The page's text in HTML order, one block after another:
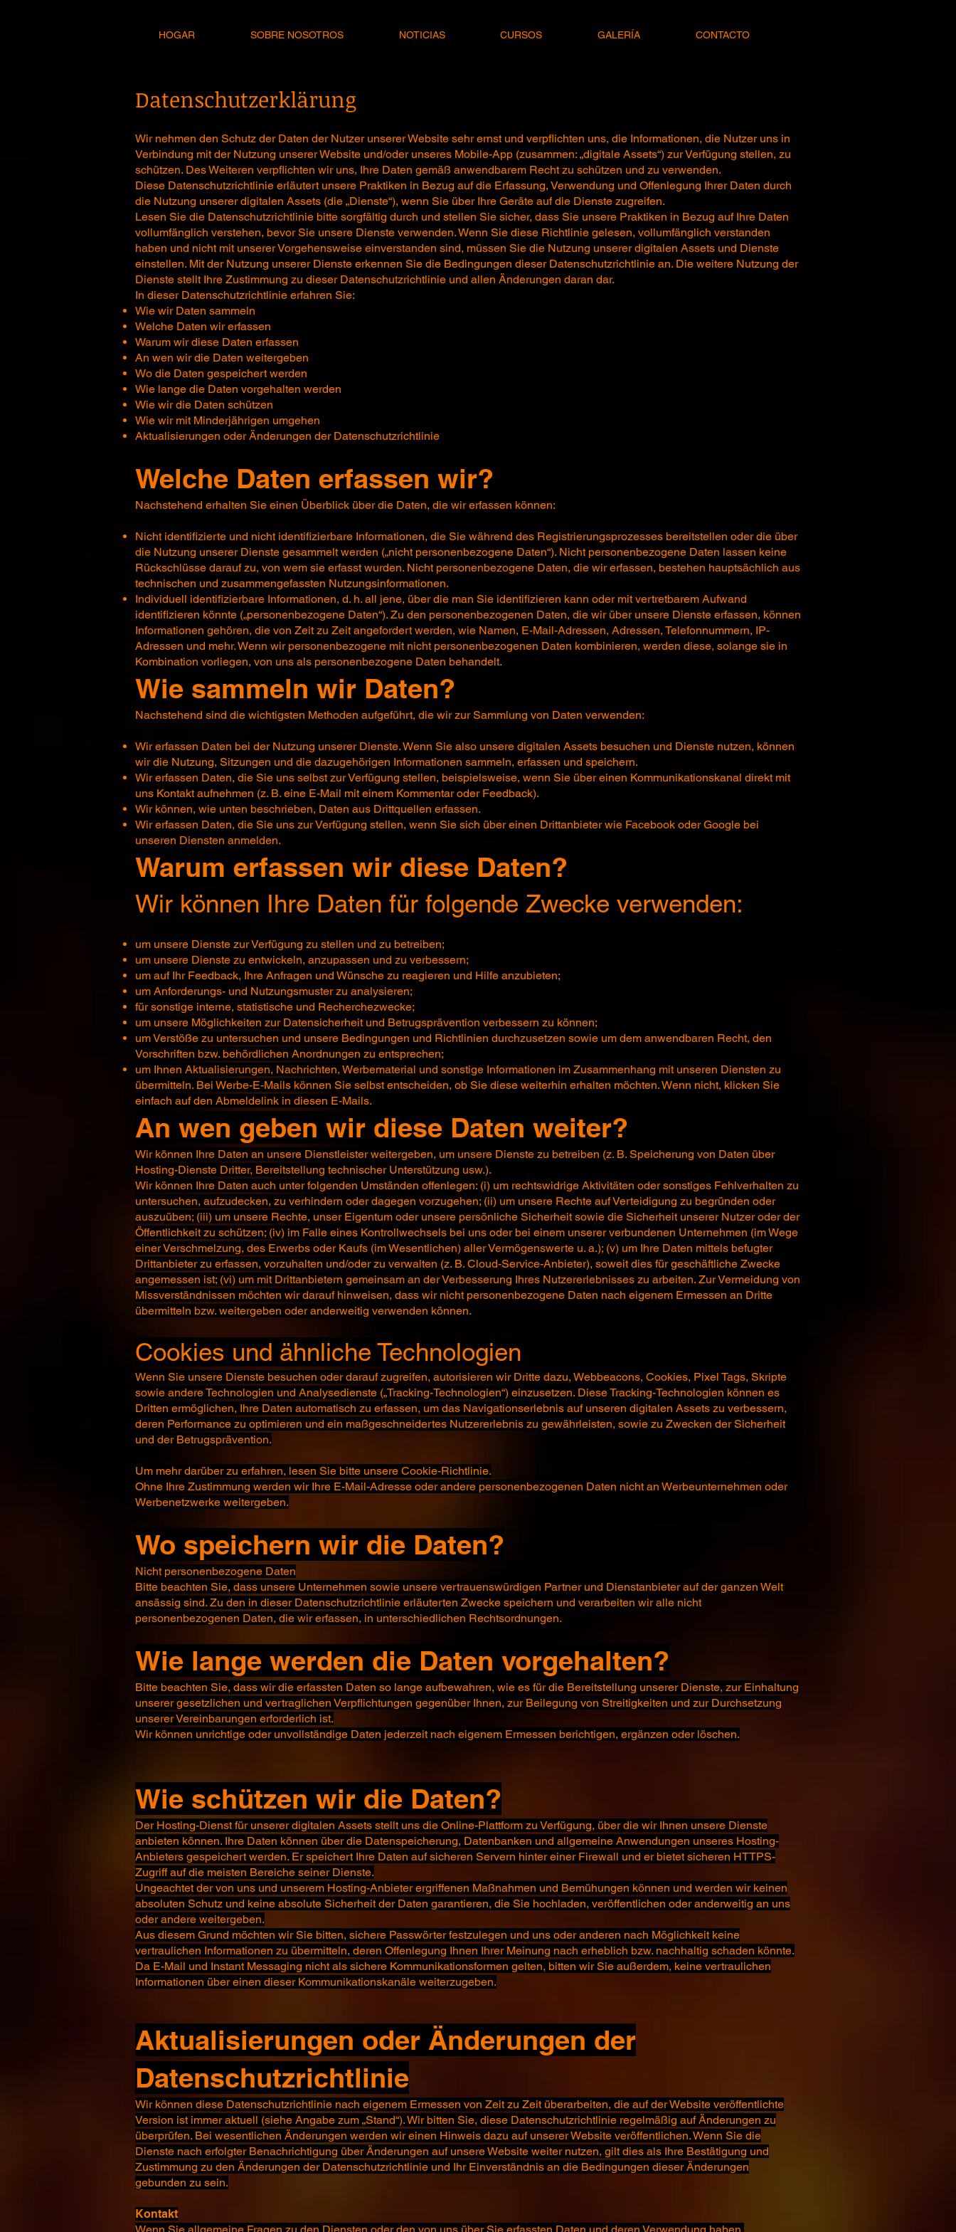
HOGAR SOBRE NOSOTROS NOTICIAS CURSOS GALERÍA CONTACTO
Datenschutzerklärung
Wir nehmen den Schutz der Daten der Nutzer unserer Website sehr ernst und verpflichten uns, die Informationen, die Nutzer uns in
Verbindung mit der Nutzung unserer Website und/oder unseres Mobile-App (zusammen: „digitale Assets“) zur Verfügung stellen, zu
schützen. Des Weiteren verpflichten wir uns, Ihre Daten gemäß anwendbarem Recht zu schützen und zu verwenden.
Diese Datenschutzrichtlinie erläutert unsere Praktiken in Bezug auf die Erfassung, Verwendung und Offenlegung Ihrer Daten durch
die Nutzung unserer digitalen Assets (die „Dienste“), wenn Sie über Ihre Geräte auf die Dienste zugreifen.
Lesen Sie die Datenschutzrichtlinie bitte sorgfältig durch und stellen Sie sicher, dass Sie unsere Praktiken in Bezug auf Ihre Daten
vollumfänglich verstehen, bevor Sie unsere Dienste verwenden. Wenn Sie diese Richtlinie gelesen, vollumfänglich verstanden
haben und nicht mit unserer Vorgehensweise einverstanden sind, müssen Sie die Nutzung unserer digitalen Assets und Dienste
einstellen. Mit der Nutzung unserer Dienste erkennen Sie die Bedingungen dieser Datenschutzrichtlinie an. Die weitere Nutzung der
Dienste stellt Ihre Zustimmung zu dieser Datenschutzrichtlinie und allen Änderungen daran dar.
In dieser Datenschutzrichtlinie erfahren Sie:
Wie wir Daten sammeln
Welche Daten wir erfassen
Warum wir diese Daten erfassen
An wen wir die Daten weitergeben
Wo die Daten gespeichert werden
Wie lange die Daten vorgehalten werden
Wie wir die Daten schützen
Wie wir mit Minderjährigen umgehen
Aktualisierungen oder Änderungen der Datenschutzrichtlinie
Welche Daten erfassen wir?
Nachstehend erhalten Sie einen Überblick über die Daten, die wir erfassen können:
Nicht identifizierte und nicht identifizierbare Informationen, die Sie während des Registrierungsprozesses bereitstellen oder die über
die Nutzung unserer Dienste gesammelt werden („nicht personenbezogene Daten“). Nicht personenbezogene Daten lassen keine
Rückschlüsse darauf zu, von wem sie erfasst wurden. Nicht personenbezogene Daten, die wir erfassen, bestehen hauptsächlich aus
technischen und zusammengefassten Nutzungsinformationen.
Individuell identifizierbare Informationen, d. h. all jene, über die man Sie identifizieren kann oder mit vertretbarem Aufwand
identifizieren könnte („personenbezogene Daten“). Zu den personenbezogenen Daten, die wir über unsere Dienste erfassen, können
Informationen gehören, die von Zeit zu Zeit angefordert werden, wie Namen, E-Mail-Adressen, Adressen, Telefonnummern, IP-
Adressen und mehr. Wenn wir personenbezogene mit nicht personenbezogenen Daten kombinieren, werden diese, solange sie in
Kombination vorliegen, von uns als personenbezogene Daten behandelt.
Wie sammeln wir Daten?
Nachstehend sind die wichtigsten Methoden aufgeführt, die wir zur Sammlung von Daten verwenden:
Wir erfassen Daten bei der Nutzung unserer Dienste. Wenn Sie also unsere digitalen Assets besuchen und Dienste nutzen, können
wir die Nutzung, Sitzungen und die dazugehörigen Informationen sammeln, erfassen und speichern.
Wir erfassen Daten, die Sie uns selbst zur Verfügung stellen, beispielsweise, wenn Sie über einen Kommunikationskanal direkt mit
uns Kontakt aufnehmen (z. B. eine E-Mail mit einem Kommentar oder Feedback).
Wir können, wie unten beschrieben, Daten aus Drittquellen erfassen.
Wir erfassen Daten, die Sie uns zur Verfügung stellen, wenn Sie sich über einen Drittanbieter wie Facebook oder Google bei
unseren Diensten anmelden.
Warum erfassen wir diese Daten?
Wir können Ihre Daten für folgende Zwecke verwenden:
um unsere Dienste zur Verfügung zu stellen und zu betreiben;
um unsere Dienste zu entwickeln, anzupassen und zu verbessern;
um auf Ihr Feedback, Ihre Anfragen und Wünsche zu reagieren und Hilfe anzubieten;
um Anforderungs- und Nutzungsmuster zu analysieren;
für sonstige interne, statistische und Recherchezwecke;
um unsere Möglichkeiten zur Datensicherheit und Betrugsprävention verbessern zu können;
um Verstöße zu untersuchen und unsere Bedingungen und Richtlinien durchzusetzen sowie um dem anwendbaren Recht, den
Vorschriften bzw. behördlichen Anordnungen zu entsprechen;
um Ihnen Aktualisierungen, Nachrichten, Werbematerial und sonstige Informationen im Zusammenhang mit unseren Diensten zu
übermitteln. Bei Werbe-E-Mails können Sie selbst entscheiden, ob Sie diese weiterhin erhalten möchten. Wenn nicht, klicken Sie
einfach auf den Abmeldelink in diesen E-Mails.
An wen geben wir diese Daten weiter?
Wir können Ihre Daten an unsere Dienstleister weitergeben, um unsere Dienste zu betreiben (z. B. Speicherung von Daten über
Hosting-Dienste Dritter, Bereitstellung technischer Unterstützung usw.).
Wir können Ihre Daten auch unter folgenden Umständen offenlegen: (i) um rechtswidrige Aktivitäten oder sonstiges Fehlverhalten zu
untersuchen, aufzudecken, zu verhindern oder dagegen vorzugehen; (ii) um unsere Rechte auf Verteidigung zu begründen oder
auszuüben; (iii) um unsere Rechte, unser Eigentum oder unsere persönliche Sicherheit sowie die Sicherheit unserer Nutzer oder der
Öffentlichkeit zu schützen; (iv) im Falle eines Kontrollwechsels bei uns oder bei einem unserer verbundenen Unternehmen (im Wege
einer Verschmelzung, des Erwerbs oder Kaufs (im Wesentlichen) aller Vermögenswerte u. a.); (v) um Ihre Daten mittels befugter
Drittanbieter zu erfassen, vorzuhalten und/oder zu verwalten (z. B. Cloud-Service-Anbieter), soweit dies für geschäftliche Zwecke
angemessen ist; (vi) um mit Drittanbietern gemeinsam an der Verbesserung Ihres Nutzererlebnisses zu arbeiten. Zur Vermeidung von
Missverständnissen möchten wir darauf hinweisen, dass wir nicht personenbezogene Daten nach eigenem Ermessen an Dritte
übermitteln bzw. weitergeben oder anderweitig verwenden können.
Cookies und ähnliche Technologien
Wenn Sie unsere Dienste besuchen oder darauf zugreifen, autorisieren wir Dritte dazu, Webbeacons, Cookies, Pixel Tags, Skripte
sowie andere Technologien und Analysedienste („Tracking-Technologien“) einzusetzen. Diese Tracking-Technologien können es
Dritten ermöglichen, Ihre Daten automatisch zu erfassen, um das Navigationserlebnis auf unseren digitalen Assets zu verbessern,
deren Performance zu optimieren und ein maßgeschneidertes Nutzererlebnis zu gewährleisten, sowie zu Zwecken der Sicherheit
und der Betrugsprävention.
Um mehr darüber zu erfahren, lesen Sie bitte unsere Cookie-Richtlinie.
Ohne Ihre Zustimmung werden wir Ihre E-Mail-Adresse oder andere personenbezogenen Daten nicht an Werbeunternehmen oder
Werbenetzwerke weitergeben.
Wo speichern wir die Daten?
Nicht personenbezogene Daten
Bitte beachten Sie, dass unsere Unternehmen sowie unsere vertrauenswürdigen Partner und Dienstanbieter auf der ganzen Welt
ansässig sind. Zu den in dieser Datenschutzrichtlinie erläuterten Zwecke speichern und verarbeiten wir alle nicht
personenbezogenen Daten, die wir erfassen, in unterschiedlichen Rechtsordnungen.
Wie lange werden die Daten vorgehalten?
Bitte beachten Sie, dass wir die erfassten Daten so lange aufbewahren, wie es für die Bereitstellung unserer Dienste, zur Einhaltung
unserer gesetzlichen und vertraglichen Verpflichtungen gegenüber Ihnen, zur Beilegung von Streitigkeiten und zur Durchsetzung
unserer Vereinbarungen erforderlich ist.
Wir können unrichtige oder unvollständige Daten jederzeit nach eigenem Ermessen berichtigen, ergänzen oder löschen.
Wie schützen wir die Daten?
Der Hosting-Dienst für unserer digitalen Assets stellt uns die Online-Plattform zu Verfügung, über die wir Ihnen unsere Dienste
anbieten können. Ihre Daten können über die Datenspeicherung, Datenbanken und allgemeine Anwendungen unseres Hosting-
Anbieters gespeichert werden. Er speichert Ihre Daten auf sicheren Servern hinter einer Firewall und er bietet sicheren HTTPS-
Zugriff auf die meisten Bereiche seiner Dienste.
Ungeachtet der von uns und unserem Hosting-Anbieter ergriffenen Maßnahmen und Bemühungen können und werden wir keinen
absoluten Schutz und keine absolute Sicherheit der Daten garantieren, die Sie hochladen, veröffentlichen oder anderweitig an uns
oder andere weitergeben.
Aus diesem Grund möchten wir Sie bitten, sichere Passwörter festzulegen und uns oder anderen nach Möglichkeit keine
vertraulichen Informationen zu übermitteln, deren Offenlegung Ihnen Ihrer Meinung nach erheblich bzw. nachhaltig schaden könnte.
Da E-Mail und Instant Messaging nicht als sichere Kommunikationsformen gelten, bitten wir Sie außerdem, keine vertraulichen
Informationen über einen dieser Kommunikationskanäle weiterzugeben.
Aktualisierungen oder Änderungen der
Datenschutzrichtlinie
​Wir können diese Datenschutzrichtlinie nach eigenem Ermessen von Zeit zu Zeit überarbeiten, die auf der Website veröffentlichte
Version ist immer aktuell (siehe Angabe zum „Stand“). Wir bitten Sie, diese Datenschutzrichtlinie regelmäßig auf Änderungen zu
überprüfen. Bei wesentlichen Änderungen werden wir einen Hinweis dazu auf unserer Website veröffentlichen. Wenn Sie die
Dienste nach erfolgter Benachrichtigung über Änderungen auf unsere Website weiter nutzen, gilt dies als Ihre Bestätigung und
Zustimmung zu den Änderungen der Datenschutzrichtlinie und Ihr Einverständnis an die Bedingungen dieser Änderungen
gebunden zu sein.
Kontakt